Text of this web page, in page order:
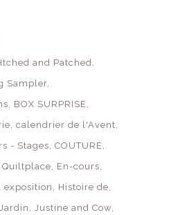
and Patched
Sampler
BOX SURPRISE
calendrier de l'Avent
- Stages COUTURE
En-cours
exposition
Histoire de
Jardin
Justine and Cow